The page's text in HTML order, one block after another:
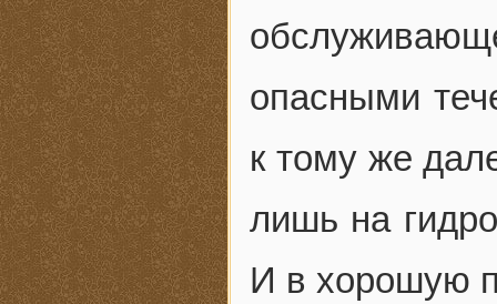
опасными
к тому же
лишь на
И в хорошую